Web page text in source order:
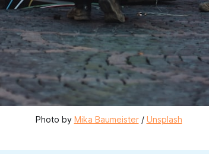
Photo by Mika Baumeister / Unsplash